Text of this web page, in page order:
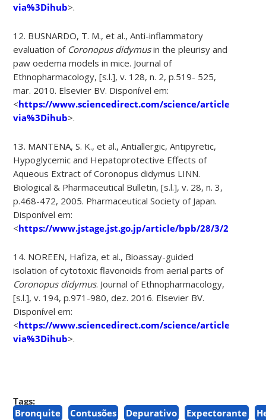
via%3Dihub>.
12. BUSNARDO, T. M., et al., Anti-inflammatory
evaluation of Coronopus didymusin the pleurisy and
paw oedema models in mice. Journal of
Ethnopharmacology, [s.l.], v. 128, n. 2, p.519- 525,
mar. 2010. Elsevier BV. Disponível em:
<https://www.sciencedirect.com/science/article/abs/pii/
via%3Dihub>.
13. MANTENA, S. K., et al., Antiallergic, Antipyretic,
Hypoglycemic and Hepatoprotective Effects of
Aqueous Extract of Coronopus didymus LINN.
Biological & Pharmaceutical Bulletin, [s.l.], v. 28, n. 3,
p.468-472, 2005. Pharmaceutical Society of Japan.
Disponível em:
<https://www.jstage.jst.go.jp/article/bpb/28/3/
14. NOREEN, Hafiza, et al., Bioassay-guided
isolation of cytotoxic flavonoids from aerial parts of
Coronopus didymus. Journal of Ethnopharmacology,
[s.l.], v. 194, p.971-980, dez. 2016. Elsevier BV.
Disponível em:
<https://www.sciencedirect.com/science/article/abs/pii/
via%3Dihub>.
Tags:
Bronquite
Contusões Depurativo Expectorante